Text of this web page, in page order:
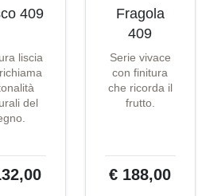
409
liscia
del
Fragola
409
Serie vivace
con finitura
che ricorda il
frutto.
€ 188,00